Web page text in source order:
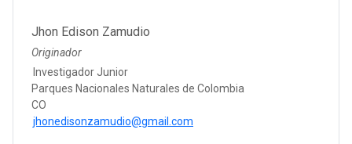
Jhon Edison Zamudio
Originador
Investigador Junior
Parques Nacionales Naturales de Colombia
CO
jhonedisonzamudio@gmail.com